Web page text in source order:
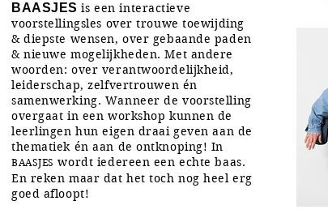
BAASJES is een interactieve
voorstellingsles over trouwe toewijding
& diepste wensen, over gebaande paden
& nieuwe mogelijkheden. Met andere
woorden: over verantwoordelijkheid,
leiderschap, zelfvertrouwen én
samenwerking. Wanneer de voorstelling
overgaat in een workshop kunnen de
leerlingen hun eigen draai geven aan de
thematiek én aan de ontknoping! In
BAASJES wordt iedereen een echte baas.
En reken maar dat het toch nog heel erg
goed afloopt!